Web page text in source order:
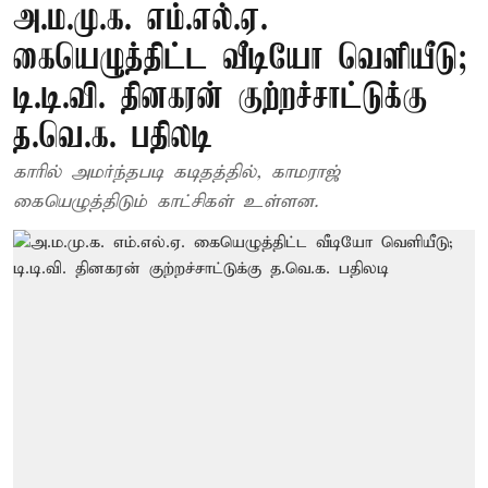
அ.ம.மு.க. எம்.எல்.ஏ.
கையெழுத்திட்ட வீடியோ வெளியீடு;
டி.டி.வி. தினகரன் குற்றச்சாட்டுக்கு
த.வெ.க. பதிலடி
காரில் அமர்ந்தபடி கடிதத்தில், காமராஜ்
கையெழுத்திடும் காட்சிகள் உள்ளன.